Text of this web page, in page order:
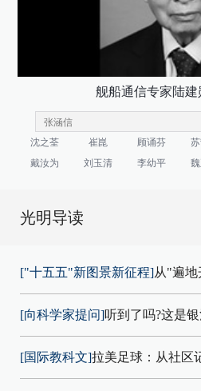
舰船通信专家陆
沈之荃 崔崑 顾诵芬
戴汝为
刘玉清 李幼平
光明导读
["十五五"新图景新征程]从"遍
[向科学家提问]听到了吗?这是
[国际教科文]拉美足球：从社区